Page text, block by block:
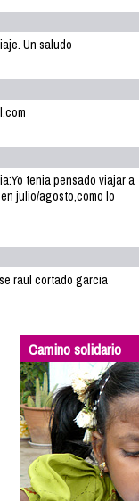
Un saludo
tenia pensado viajar a
julio/agosto,como lo
raul cortado garcia
Camino solidario